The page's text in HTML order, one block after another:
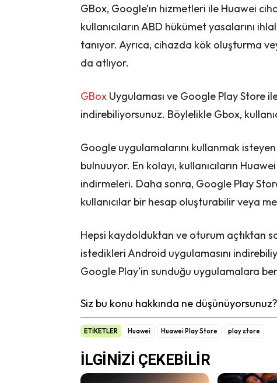
GBox, Google’ın hizmetleri ile Huawei
kullanıcıların ABD hükümet yasalarını
tanıyor. Ayrıca, cihazda kök oluşturma
da atlıyor.
GBox Uygulaması ve Google Play Store
indirebiliyorsunuz. Böylelikle Gbox,
Google uygulamalarını kullanmak
bulnuuyor. En kolayı, kullanıcıların
indirmeleri. Daha sonra, Google Play
kullanıcılar bir hesap oluşturabilir veya
Hepsi kaydolduktan ve oturum açtıktan
istedikleri Android uygulamasını
Google Play’in sunduğu uygulamalara
Siz bu konu hakkında ne
ETİKETLER Huawei Huawei Play Store play store